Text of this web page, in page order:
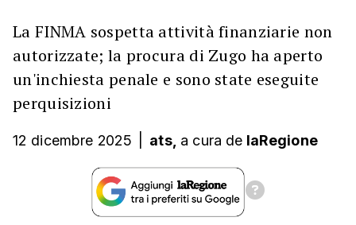
La FINMA sospetta attività finanziarie non
autorizzate; la procura di Zugo ha aperto
un'inchiesta penale e sono state eseguite
perquisizioni
12 dicembre 2025 ats, a cura de laRegione